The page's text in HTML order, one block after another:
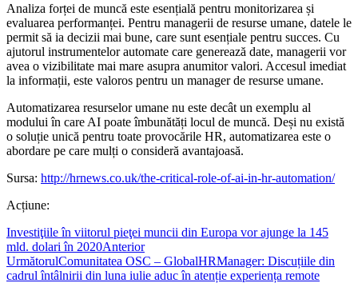
Analiza forței de muncă este esențială pentru monitorizarea și
evaluarea performanței. Pentru managerii de resurse umane, datele le
permit să ia decizii mai bune, care sunt esențiale pentru succes. Cu
ajutorul instrumentelor automate care generează date, managerii vor
avea o vizibilitate mai mare asupra anumitor valori. Accesul imediat
la informații, este valoros pentru un manager de resurse umane.
Automatizarea resurselor umane nu este decât un exemplu al
modului în care AI poate îmbunătăți locul de muncă. Deși nu există
o soluție unică pentru toate provocările HR, automatizarea este o
abordare pe care mulți o consideră avantajoasă.
Sursa: http://hrnews.co.uk/the-critical-role-of-ai-in-hr-automation/
Acțiune:
Investiţiile în viitorul pieţei muncii din Europa vor ajunge la 145
mld. dolari în 2020Anterior
UrmătorulComunitatea OSC – GlobalHRManager: Discuțiile din
cadrul întâlnirii din luna iulie aduc în atenție experiența remote